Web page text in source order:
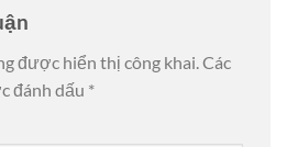
được hiển thị công khai.Các
đánh dấu *